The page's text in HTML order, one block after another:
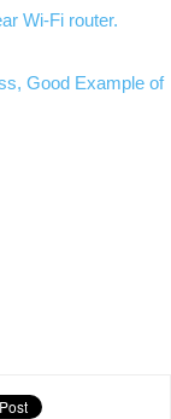
Wi-Fi router.
Good Example of